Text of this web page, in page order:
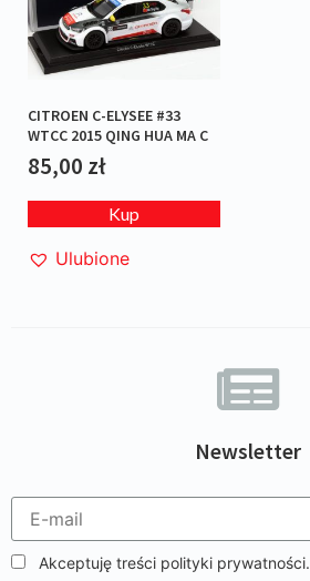
Newsletter
Akceptuję treści polityki prywatności.
CITROEN C-ELYSEE #33
WTCC 2015 QING HUA MA C
85,00 zł
Kup
Ulubione